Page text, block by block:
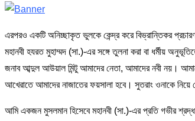
এরপরও একটি অনিচ্ছাকৃত ভুলকে কেন্দ্র করে বিভ্রান্তিকর
মহানবী হযরত মুহাম্মদ (সা.)-এর সঙ্গে তুলনা করা বা ধর্মীয়
জনাব আব্দুল আউয়াল মিন্টু আমাদের নেতা, আমাদের নবী নয়।
আখেরাতে আমাদের নাজাতের ফয়সালা হবে। সুতরাং ওনাকে
আমি একজন মুসলমান হিসেবে মহানবী (সা.)-এর প্রতি গভীর